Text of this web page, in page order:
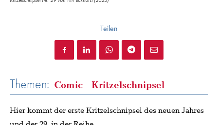
Teilen
Themen: Comic Kritzelschnipsel
Hier kommt der erste Kritzelschnipsel des neuen Jahres